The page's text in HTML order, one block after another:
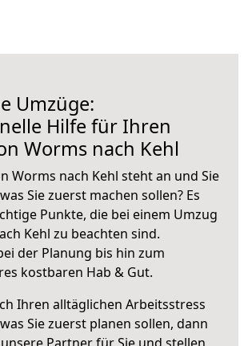
Umzüge:
Hilfe für Ihren
Worms nach Kehl
Worms nach Kehl steht an und Sie
Sie zuerst machen sollen? Es
Punkte, die bei einem Umzug
Kehl zu beachten sind.
der Planung bis hin zum
kostbaren Hab & Gut.
Ihren alltäglichen Arbeitsstress
Sie zuerst planen sollen, dann